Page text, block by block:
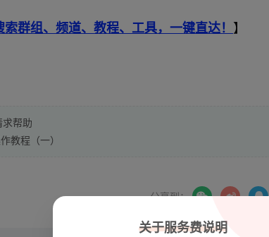
群组、频道、教程、工具，一键直达！ 】
帮助
教程（一）
分享到：
关于服务费说明